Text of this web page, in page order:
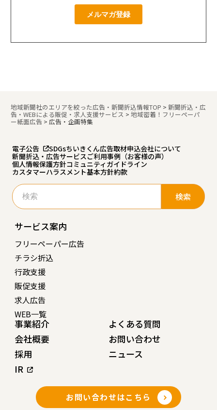
地域新聞社のエリアを絞った広告・新聞折込情報TOP >新聞折込・広
告・WEBによる販促・求人支援サービス >地域密着！フリーペーパ
ー紙面広告 >広告・企画特集
電子公告 SDGsちいきくん広告取材申込会社について
新聞折込・広告サービスご利用事例（お客様の声）
個人情報保護方針コミュニティガイドライン
カスタマーハラスメント基本方針約款
検
索:
サービス案内
フリーペーパー広告
チラシ折込
行政支援
販促支援
求人広告
WEB一覧
事業紹介
会社概要
採用
IR
よくある質問
お問い合わせ
ニュース
お問い合わせはこちら